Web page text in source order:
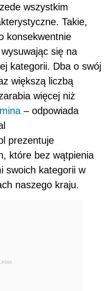
wszystkim
Takie,
konsekwentnie
się na
kategorii. Dba o swój
większą liczbą
więcej niż
– odpowiada
prezentuje
które bez wątpienia
swoich kategorii w
naszego kraju.